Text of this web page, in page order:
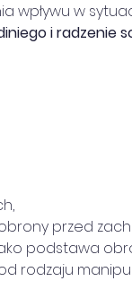
wpływu w
i radzenie
przed
podstawa
rodzaju